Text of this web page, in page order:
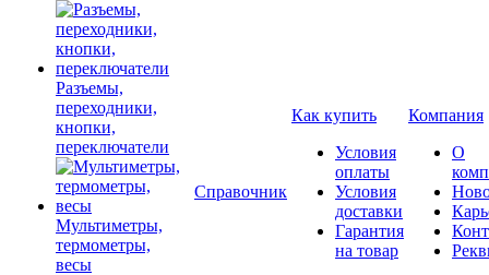
Разъемы,
переходники,
кнопки,
переключатели
Мультиметры,
термометры,
весы
Справочник
Как купить
Условия
оплаты
Условия
доставки
Гарантия
на товар
Компания
О